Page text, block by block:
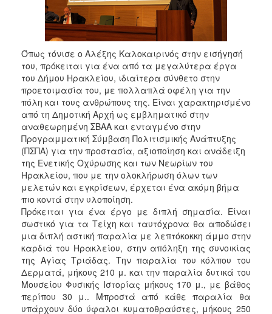
Όπως τόνισε ο Αλέξης Καλοκαιρινός στην εισήγησή
του, πρόκειται για ένα από τα μεγαλύτερα έργα
του Δήμου Ηρακλείου, ιδιαίτερα σύνθετο στην
προετοιμασία του, με πολλαπλά οφέλη για την
πόλη και τους ανθρώπους της. Είναι χαρακτηρισμένο
από τη Δημοτική Αρχή ως εμβληματικό στην
αναθεωρημένη ΣΒΑΑ και ενταγμένο στην
Προγραμματική Σύμβαση Πολιτισμικής Ανάπτυξης
(ΠΣΠΑ) για την προστασία, αξιοποίηση και ανάδειξη
της Ενετικής Οχύρωσης και των Νεωρίων του
Ηρακλείου, που με την ολοκλήρωση όλων των
μελετών και εγκρίσεων, έρχεται ένα ακόμη βήμα
πιο κοντά στην υλοποίηση.
Πρόκειται για ένα έργο με διπλή σημασία. Είναι
σωστικό για τα Τείχη και ταυτόχρονα θα αποδώσει
μια διπλή αστική παραλία με λεπτόκοκκη άμμο στην
καρδιά του Ηρακλείου, στην απόληξη της συνοικίας
της Αγίας Τριάδας. Την παραλία του κόλπου του
Δερματά, μήκους 210 μ. και την παραλία δυτικά του
Μουσείου Φυσικής Ιστορίας μήκους 170 μ., με βάθος
περίπου 30 μ.. Μπροστά από κάθε παραλία θα
υπάρχουν δύο ύφαλοι κυματοθραύστες, μήκους 250